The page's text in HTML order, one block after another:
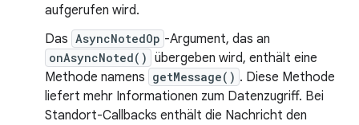
aufgerufen wird.
Das AsyncNotedOp -Argument, das an
onAsyncNoted() übergeben wird, enthält eine
Methode namens getMessage() . Diese Methode
liefert mehr Informationen zum Datenzugriff. Bei
Standort-Callbacks enthält die Nachricht den